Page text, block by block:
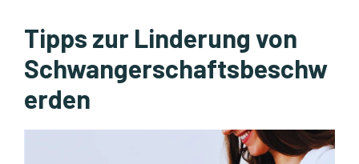
Tipps zur Linderung von
Schwangerschaftsbeschw
erden